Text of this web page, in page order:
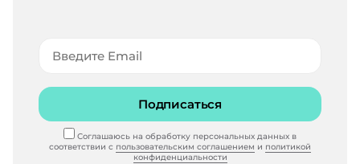
Подписаться
Соглашаюсь на обработку персональных данных в
соответствии с пользовательским соглашением и политикой
конфиденциальности